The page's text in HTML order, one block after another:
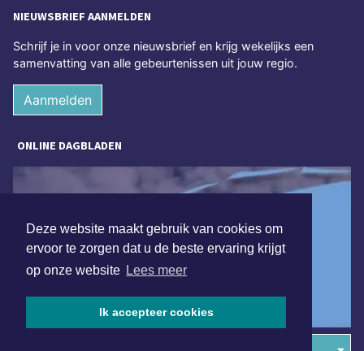
Deze website maakt gebruik van cookies om
ervoor te zorgen dat u de beste ervaring krijgt
op onze website Lees meer
Ik accepteer cookies
NIEUWSBRIEF AANMELDEN
Schrijf je in voor onze nieuwsbrief en krijg wekelijks een
samenvatting van alle gebeurtenissen uit jouw regio.
Aanmelden
ONLINE DAGBLADEN